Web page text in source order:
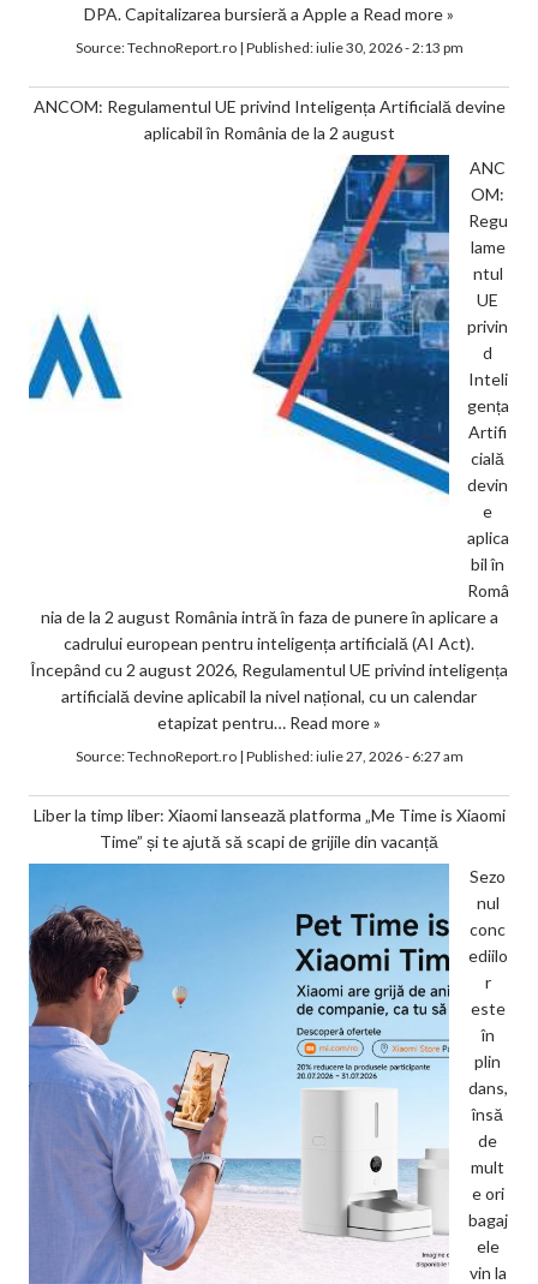
DPA. Capitalizarea bursieră a Apple a Read more »
Source:TechnoReport.ro| Published:iulie 30, 2026 - 2:13 pm
ANCOM: Regulamentul UE privind Inteligența Artificială devine
aplicabil în România de la 2 august
ANC
OM:
Regu
lame
ntul
UE
privin
d
Inteli
gența
Artifi
cială
devin
e
aplica
bil în
Româ
nia de la 2 august România intră în faza de punere în aplicare a
cadrului european pentru inteligența artificială (AI Act).
Începând cu 2 august 2026, Regulamentul UE privind inteligența
artificială devine aplicabil la nivel național, cu un calendar
etapizat pentru… Read more »
Source:TechnoReport.ro| Published:iulie 27, 2026 - 6:27 am
Liber la timp liber: Xiaomi lansează platforma „Me Time is Xiaomi
Time” și te ajută să scapi de grijile din vacanță
Sezo
nul
conc
ediilo
r
este
în
plin
dans,
însă
de
mult
e ori
bagaj
ele
vin la